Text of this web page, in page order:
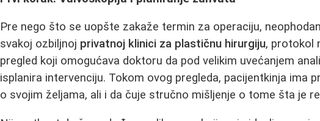
Pre nego što se uopšte zakaže termin za operaciju,
svakoj ozbiljnoj privatnoj klinici za plastičnu hirurgiju, protokol
pregled koji omogućava doktoru da pod velikim uvećanjem
isplanira intervenciju. Tokom ovog pregleda, pacijentkinja ima
o svojim željama, ali i da čuje stručno mišljenje o tome šta je